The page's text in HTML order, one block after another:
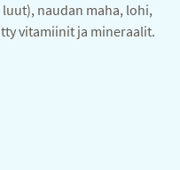
luut), naudan maha, lohi,
vitamiinit ja mineraalit.